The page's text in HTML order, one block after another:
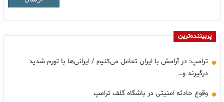
پربیننده‌ترین
ترامپ: در آرامش با ایران تعامل می‌کنیم / ایرانی‌ها با تورم شدید
درگیرند و…
وقوع حادثه امنیتی در باشگاه گلف ترامپ